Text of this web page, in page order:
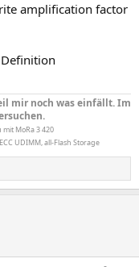
amplification factor
mir noch was einfällt. Im
mit MoRa 3 420
UDIMM, all-Flash Storage